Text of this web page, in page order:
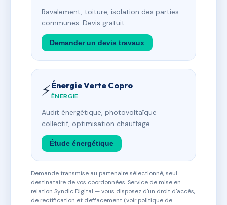
Ravalement, toiture, isolation des parties
communes. Devis gratuit.
Demander un devis travaux
⚡Énergie Verte Copro
ÉNERGIE
Audit énergétique, photovoltaïque
collectif, optimisation chauffage.
Étude énergétique
Demande transmise au partenaire sélectionné, seul
destinataire de vos coordonnées. Service de mise en
relation Syndic Digital — vous disposez d'un droit d'accès,
de rectification et d'effacement (voir politique de